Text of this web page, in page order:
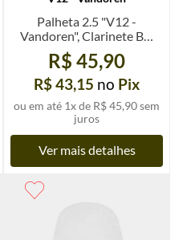
Palheta 2.5 "V12 -
Vandoren", Clarinete Bb,
R$ 45,90
R$ 43,15 no Pix
ou em até 1x de R$ 45,90sem
juros
Ver mais detalhes